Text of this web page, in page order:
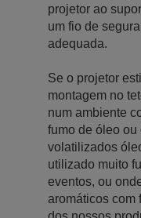
projetor ao
um fio de
adequada.
Se o projetor
montagem no
num ambiente
fumo de óleo
volatilizados
utilizado muito
eventos, ou
aromáticos com